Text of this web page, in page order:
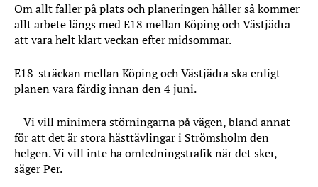
Om allt faller på plats och planeringen håller så kommer
allt arbete längs med E18 mellan Köping och Västjädra
att vara helt klart veckan efter midsommar.
E18-sträckan mellan Köping och Västjädra ska enligt
planen vara färdig innan den 4 juni.
– Vi vill minimera störningarna på vägen, bland annat
för att det är stora hästtävlingar i Strömsholm den
helgen. Vi vill inte ha omledningstrafik när det sker,
säger Per.